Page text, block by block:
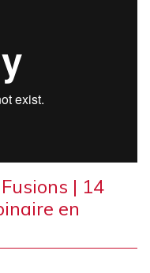
| 14
en